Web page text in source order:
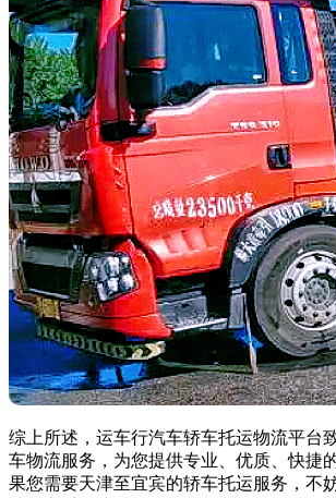
综上所述，运车行汽车轿车托运物流平台
车物流服务，为您提供专业、优质、快捷
果您需要天津至宜宾的轿车托运服务，不